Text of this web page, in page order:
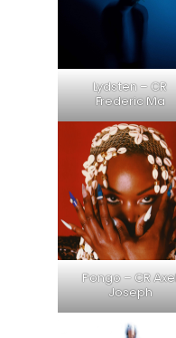
Lydsten – CR
Frederic Ma
Pongo – CR Axel
Joseph